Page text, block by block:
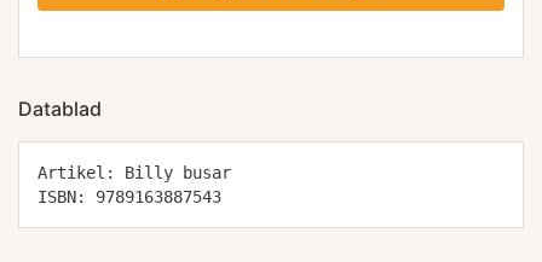
Datablad
Artikel: Billy busar
ISBN: 9789163887543